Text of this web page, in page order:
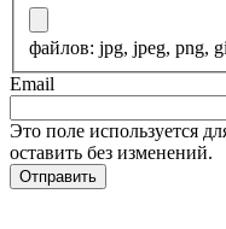
файлов: jpg, jpeg, png,
Email
Это поле используется
оставить без изменений.